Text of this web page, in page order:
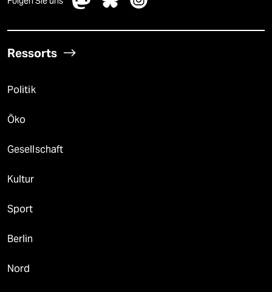
Ressorts
Politik
Öko
Gesellschaft
Kultur
Sport
Berlin
Nord